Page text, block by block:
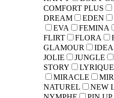
COMFORT PLUS
DREAM
EDEN
EVA
FEMINA
FLIRT
FLORA
GLAMOUR
JOLIE
JUNGLE
STORY
LYRIQUE
MIRACLE
NATUREL
NEW